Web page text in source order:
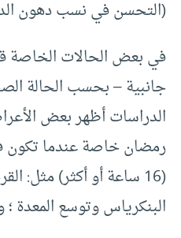
(التحسن في نسب دهون
في بعض الحالات الخاصة
جانبية – بحسب الحالة
الدراسات أظهر بعض
رمضان خاصة عندما تكون
(16 ساعة أو أكثر) مثل:
البنكرياس وتوسع المعدة ؛